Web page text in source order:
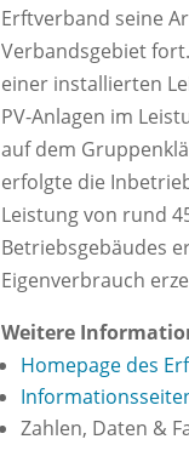
Erftverband seine
Verbandsgebiet
einer installierten
PV-Anlagen im
auf dem
erfolgte die
Leistung von rund
Betriebsgebäudes
Eigenverbrauch
Weitere
Homepage des
Zahlen, Daten &